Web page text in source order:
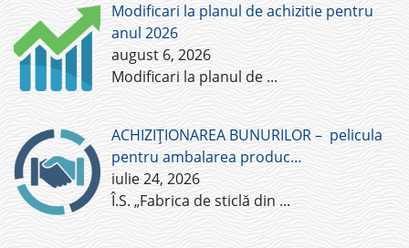
Modificari la planul de achizitie pentru
anul 2026
august 6, 2026
Modificari la planul de ...
ACHIZIȚIONAREA BUNURILOR – pelicula
pentru ambalarea produc…
iulie 24, 2026
Î.S. „Fabrica de sticlă din ...